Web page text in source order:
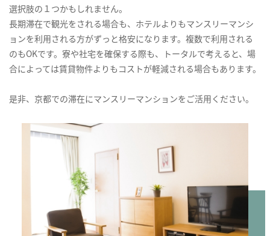
選択肢の１つかもしれません。
長期滞在で観光をされる場合も、ホテルよりもマンスリーマンシ
ョンを利用される方がずっと格安になります。複数で利用される
のもOKです。寮や社宅を確保する際も、トータルで考えると、場
合によっては賃貸物件よりもコストが軽減される場合もあります。
是非、京都での滞在にマンスリーマンションをご活用ください。